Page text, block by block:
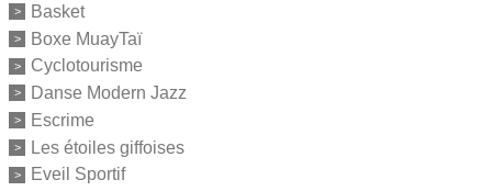
Basket
Boxe MuayTaï
Cyclotourisme
Danse Modern Jazz
Escrime
Les étoiles giffoises
Eveil Sportif